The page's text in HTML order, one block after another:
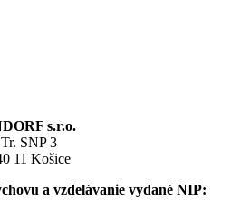
s.r.o.
Tr. SNP 3
11 Košice
a vzdelávanie vydané NIP: